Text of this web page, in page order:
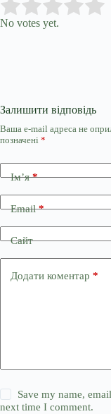
Rate this item:
No votes yet.
Залишити відповідь
Ваша e-mail адреса не
позначені *
Ім’я*
Email*
Сайт
Додати коментар *
Save my name,
next time I comment.